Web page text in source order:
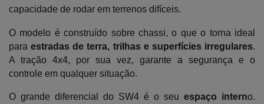
capacidade de rodar em terrenos difíceis.
O modelo é construído sobre chassi, o que o torna ideal
para estradas de terra, trilhas e superfícies irregulares.
A tração 4x4, por sua vez, garante a segurança e o
controle em qualquer situação.
O grande diferencial do SW4 é o seu espaço interno.